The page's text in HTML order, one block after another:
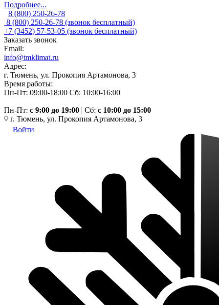
Подробнее...
8 (800) 250-26-78
8 (800) 250-26-78 (звонок бесплатный)
+7 (3452) 57-53-05 (звонок бесплатный)
Заказать звонок
Email:
info@tmklimat.ru
Адрес:
г. Тюмень, ул. Прокопия Артамонова, 3
Время работы:
Пн-Пт: 09:00-18:00 Сб: 10:00-16:00
Пн-Пт: c 9:00 до 19:00 | Сб: с 10:00 до 15:00
г. Тюмень, ул. Прокопия Артамонова, 3
Войти